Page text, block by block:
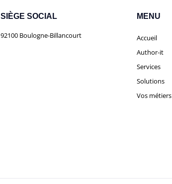
SIÈGE SOCIAL
92100 Boulogne-Billancourt
MENU
Accueil
Author-it
Services
Solutions
Vos métiers